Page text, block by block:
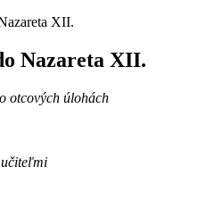
XII.
Nazareta XII.
otcových úlohách
učiteľmi